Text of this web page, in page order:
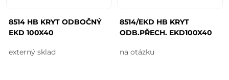
8514 HB KRYT ODBOČNÝ
EKD 100X40
externý sklad
8514/EKD HB KRYT
ODB.PŘECH. EKD100X40
na otázku